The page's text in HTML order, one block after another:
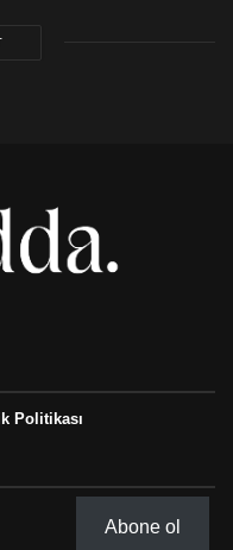
Politikası
Abone ol